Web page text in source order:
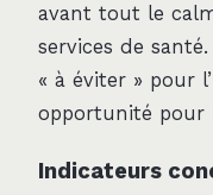
avant tout le
services de
« à éviter » pour
opportunité pour
Indicateurs